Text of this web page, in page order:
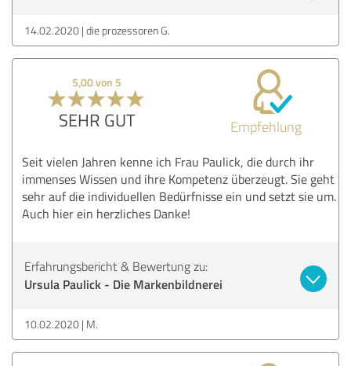
14.02.2020 die prozessoren G.
5,00 von 5
SEHR GUT Empfehlung
Seit vielen Jahren kenne ich Frau Paulick, die durch ihr
immenses Wissen und ihre Kompetenz überzeugt. Sie geht
sehr auf die individuellen Bedürfnisse ein und setzt sie um.
Auch hier ein herzliches Danke!
Erfahrungsbericht & Bewertung zu:
Ursula Paulick - Die Markenbildnerei
10.02.2020 M.